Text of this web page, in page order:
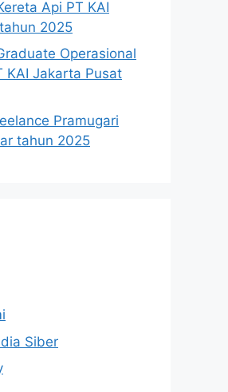
Api PT KAI
2025
Operasional
KAI Jakarta Pusat
Pramugari
tahun 2025
Siber